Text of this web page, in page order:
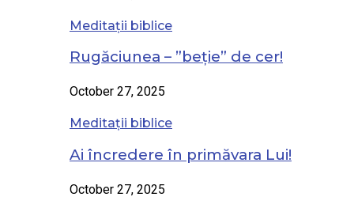
Meditații biblice
Rugăciunea – ”beție” de cer!
October 27, 2025
Meditații biblice
Ai încredere în primăvara Lui!
October 27, 2025